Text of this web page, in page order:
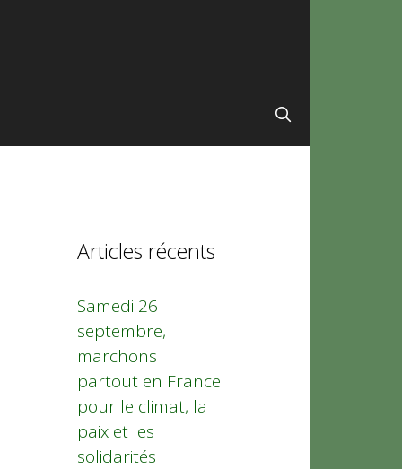
Articles récents
Samedi 26
septembre,
marchons
partout en France
pour le climat, la
paix et les
solidarités !